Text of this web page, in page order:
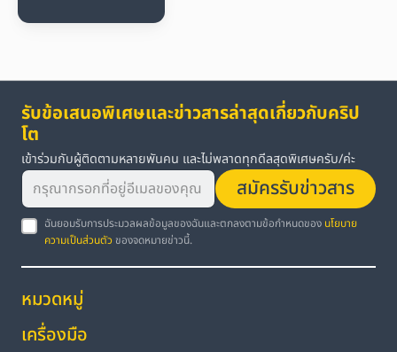
รับข้อเสนอพิเศษและข่าวสารล่าสุดเกี่ยวกับคริป
โต
เข้าร่วมกับผู้ติดตามหลายพันคน และไม่พลาดทุกดีลสุดพิเศษครับ/ค่ะ
สมัครรับข่าวสาร
ฉันยอมรับการประมวลผลข้อมูลของฉันและตกลงตามข้อกำหนดของ นโยบาย
ความเป็นส่วนตัว ของจดหมายข่าวนี้.
หมวดหมู่
เครื่องมือ